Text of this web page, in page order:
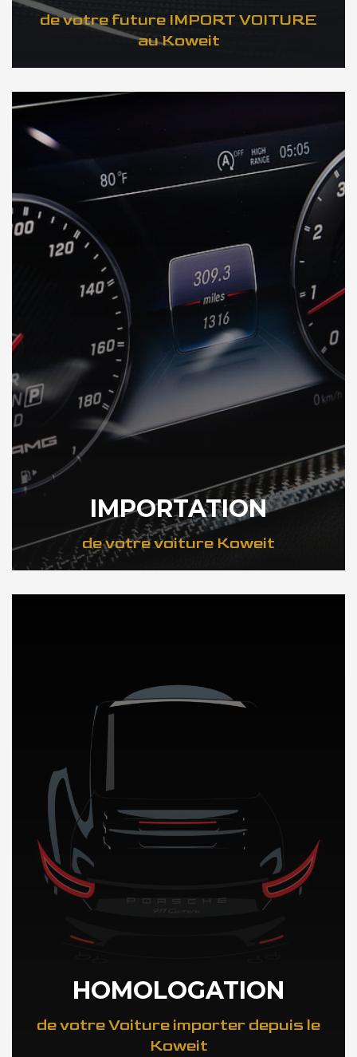
de votre future IMPORT VOITURE
au Koweit
DÉCOUVREZ VOTRE INSPECTION AUTO au Koweit
IMPORTATION
de votre voiture Koweit
DÉCOUVREZ NOTRE IMPORTATION AUTO au Koweit
HOMOLOGATION
de votre Voiture importer depuis le
Koweit